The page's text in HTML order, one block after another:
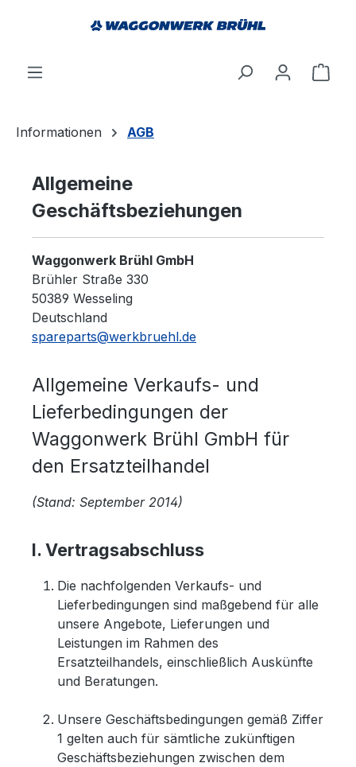
Informationen AGB
Allgemeine
Geschäftsbeziehungen
Waggonwerk Brühl GmbH
Brühler Straße 330
50389 Wesseling
Deutschland
spareparts@werkbruehl.de
Allgemeine Verkaufs- und
Lieferbedingungen der
Waggonwerk Brühl GmbH für
den Ersatzteilhandel
(Stand: September 2014)
I. Vertragsabschluss
Die nachfolgenden Verkaufs- und
Lieferbedingungen sind maßgebend für alle
unsere Angebote, Lieferungen und
Leistungen im Rahmen des
Ersatzteilhandels, einschließlich Auskünfte
und Beratungen.
Unsere Geschäftsbedingungen gemäß Ziffer
1 gelten auch für sämtliche zukünftigen
Geschäftsbeziehungen zwischen dem